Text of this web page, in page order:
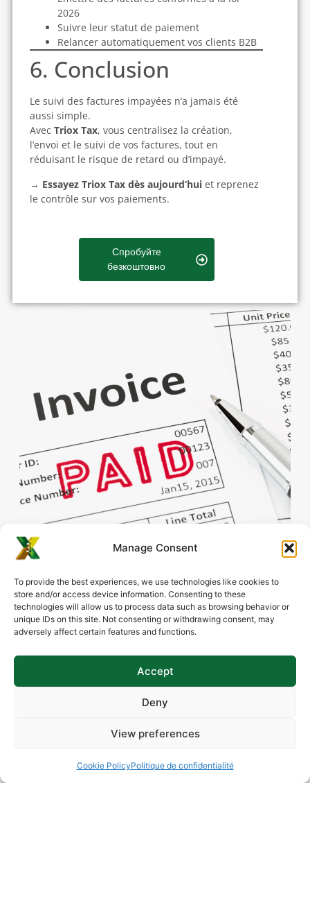
Manage Consent
To provide the best experiences, we use technologies like cookies to
store and/or access device information. Consenting to these
technologies will allow us to process data such as browsing behavior or
unique IDs on this site. Not consenting or withdrawing consent, may
adversely affect certain features and functions.
Accept
Deny
View preferences
Cookie PolicyPolitique de confidentialité
2026
Suivre leur statut de paiement
Relancer automatiquement vos clients B2B
6. Conclusion
Le suivi des factures impayées n’a jamais été
aussi simple.
Avec Triox Tax, vous centralisez la création,
l’envoi et le suivi de vos factures, tout en
réduisant le risque de retard ou d’impayé.
→ Essayez Triox Tax dès aujourd’huiet reprenez
le contrôle sur vos paiements.
Спробуйте
безкоштовно
Partager Cet Article
Facebook LinkedIn
X Threads
Découvrez comment Triox simplifie la facturation
tester notre solution sans engagement.